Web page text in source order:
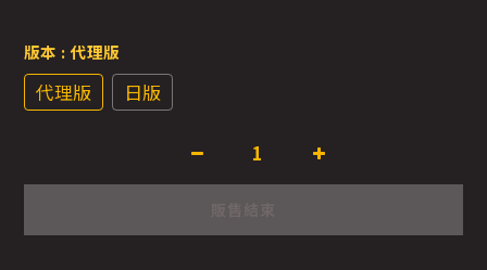
版本 : 代理版
代理版 日版